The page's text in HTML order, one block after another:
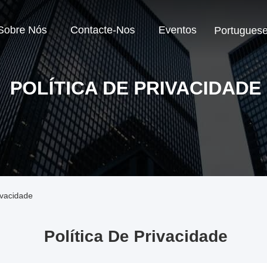
Nós Contacte-Nos Eventos
POLÍTICA DE PRIVACIDADE
Política De Privacidade